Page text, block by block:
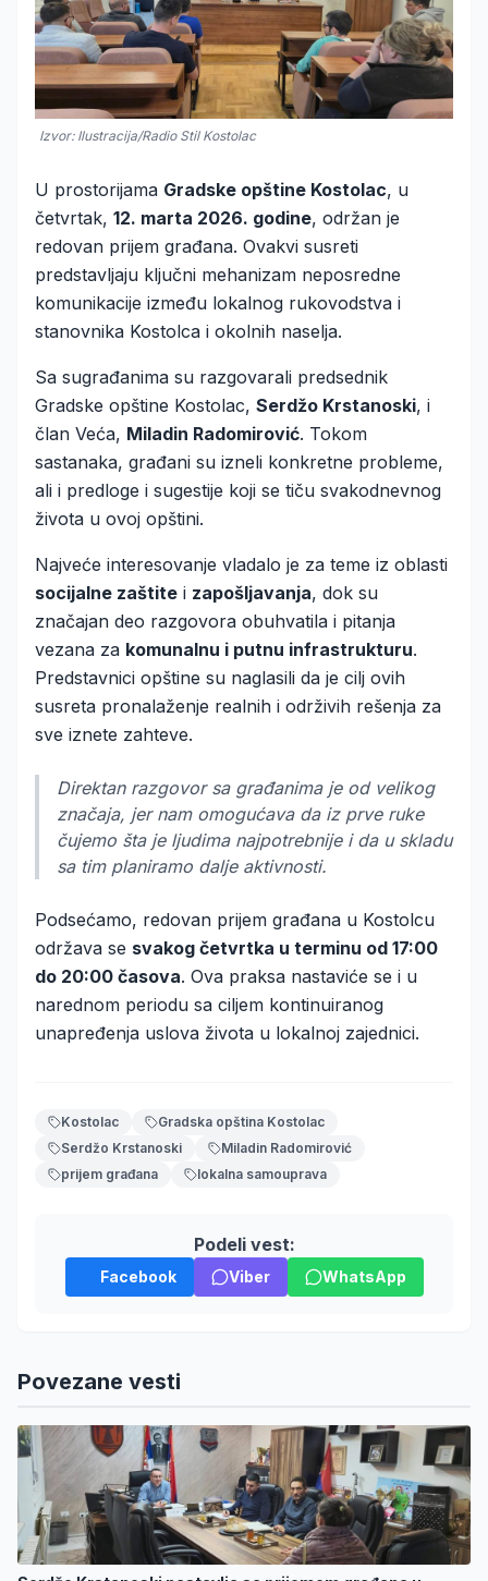
Izvor: Ilustracija/Radio Stil Kostolac
U prostorijama Gradske opštine Kostolac, u
četvrtak, 12. marta 2026. godine, održan je
redovan prijem građana. Ovakvi susreti
predstavljaju ključni mehanizam neposredne
komunikacije između lokalnog rukovodstva i
stanovnika Kostolca i okolnih naselja.
Sa sugrađanima su razgovarali predsednik
Gradske opštine Kostolac, Serdžo Krstanoski, i
član Veća, Miladin Radomirović. Tokom
sastanaka, građani su izneli konkretne probleme,
ali i predloge i sugestije koji se tiču svakodnevnog
života u ovoj opštini.
Najveće interesovanje vladalo je za teme iz oblasti
socijalne zaštite i zapošljavanja, dok su
značajan deo razgovora obuhvatila i pitanja
vezana za komunalnu i putnu infrastrukturu.
Predstavnici opštine su naglasili da je cilj ovih
susreta pronalaženje realnih i održivih rešenja za
sve iznete zahteve.
Direktan razgovor sa građanima je od velikog
značaja, jer nam omogućava da iz prve ruke
čujemo šta je ljudima najpotrebnije i da u skladu
sa tim planiramo dalje aktivnosti.
Podsećamo, redovan prijem građana u Kostolcu
održava se svakog četvrtka u terminu od 17:00
do 20:00 časova. Ova praksa nastaviće se i u
narednom periodu sa ciljem kontinuiranog
unapređenja uslova života u lokalnoj zajednici.
Kostolac
Gradska opština Kostolac
Serdžo Krstanoski
Miladin Radomirović
prijem građana
lokalna samouprava
Podeli vest:
Facebook Viber WhatsApp
Povezane vesti